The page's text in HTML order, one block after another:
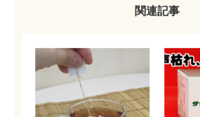
関連記事